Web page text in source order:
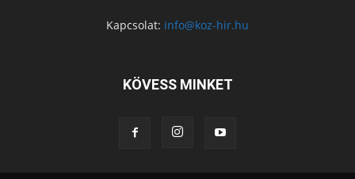
Kapcsolat: info@koz-hir.hu
KÖVESS MINKET